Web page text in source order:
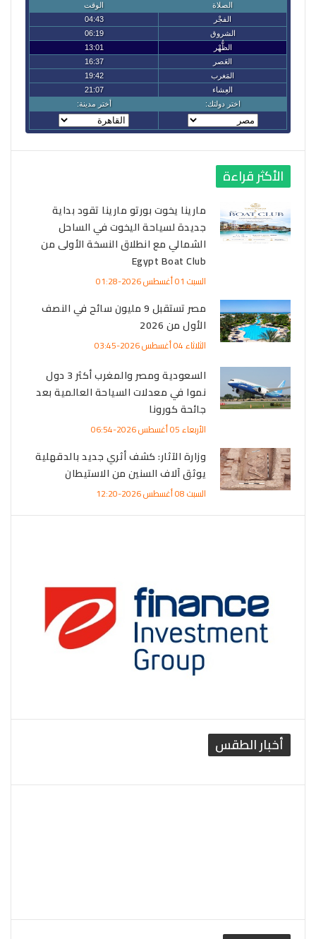
الأكثر قراءة
مارينا يخوت بورتو مارينا تقود بداية
جديدة لسياحة اليخوت في الساحل
الشمالي مع انطلاق النسخة الأولى من
Egypt Boat Club
السبت 01 أغسطس 2026-01:28
مصر تستقبل 9 مليون سائح في النصف
الأول من 2026
الثلاثاء 04 أغسطس 2026-03:45
السعودية ومصر والمغرب أكثر 3 دول
نموا في معدلات السياحة العالمية بعد
جائحة كورونا
الأربعاء 05 أغسطس 2026-06:54
وزارة الآثار: كشف أثري جديد بالدقهلية
يوثق آلاف السنين من الاستيطان
السبت 08 أغسطس 2026-12:20
أخبار الطقس